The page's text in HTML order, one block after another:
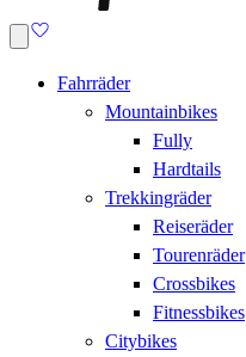
Fahrräder
Mountainbikes
Fully
Hardtails
Trekkingräder
Reiseräder
Tourenräder
Crossbikes
Fitnessbikes
Citybikes